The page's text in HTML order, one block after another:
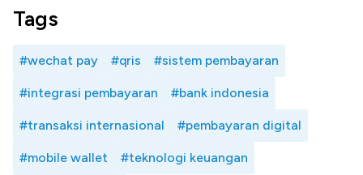
Tags
#wechat pay #qris #sistem pembayaran
#integrasi pembayaran #bank indonesia
#transaksi internasional #pembayaran digital
#mobile wallet #teknologi keuangan